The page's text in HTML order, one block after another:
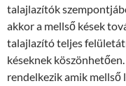
talajlazítók
akkor a mellső kések
talajlazító teljes
késeknek
rendelkezik amik